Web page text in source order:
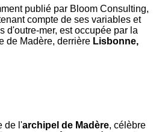
publié par Bloom Consulting,
compte de ses variables et
d'outre-mer, est occupée par la
de Madère, derrière Lisbonne,
de l'archipel de Madère, célèbre